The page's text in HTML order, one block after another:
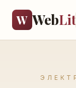
W WebLit